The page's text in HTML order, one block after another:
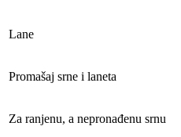
Lane
Promašaj srne i laneta
Za ranjenu, a nepronađenu srnu